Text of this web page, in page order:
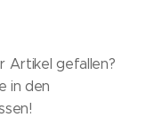
Artikel gefallen?
in den